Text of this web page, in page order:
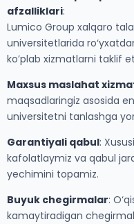
afzalliklari:
Lumico Group xalqaro
universitetlarida
ko’plab xizmatlarni taklif
Maxsus maslahat
maqsadlaringiz asosida
universitetni tanlashga
Garantiyali qabul:
kafolatlaymiz va qabul
yechimini topamiz.
Buyuk chegirmalar:
kamaytiradigan